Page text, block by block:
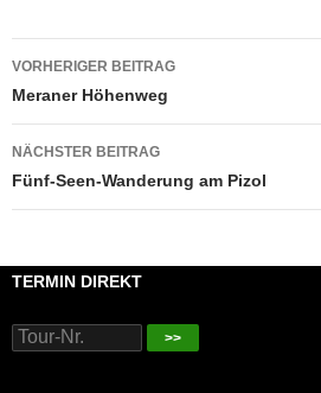
Beitragsnavigation
VORHERIGER BEITRAG
Meraner Höhenweg
NÄCHSTER BEITRAG
Fünf-Seen-Wanderung am Pizol
TERMIN DIREKT
>>